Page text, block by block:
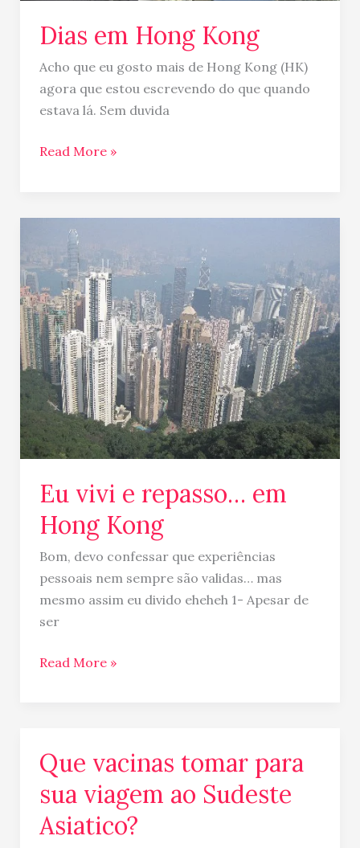
Dias em Hong Kong
Acho que eu gosto mais de Hong Kong (HK)
agora que estou escrevendo do que quando
estava lá. Sem duvida
Read More »
Eu vivi e repasso… em
Hong Kong
Bom, devo confessar que experiências
pessoais nem sempre são validas… mas
mesmo assim eu divido eheheh 1- Apesar de
ser
e
repasso…
em
Hong
Kong
Read More »
Que vacinas tomar para
sua viagem ao Sudeste
Asiatico?
Que
vacinas
tomar
para